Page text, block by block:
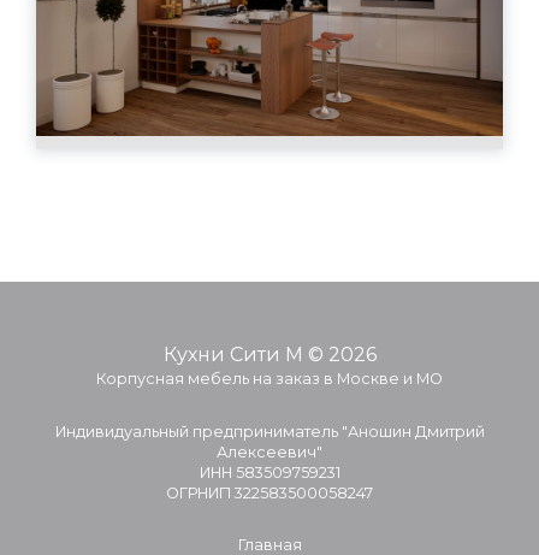
Кухни Сити М © 2026
Корпусная мебель на заказ в Москве и МО
Индивидуальный предприниматель "Аношин Дмитрий
Алексеевич"
ИНН 583509759231
ОГРНИП 322583500058247
Главная